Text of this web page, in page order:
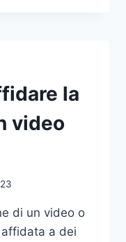
la
video
di un video o
a dei